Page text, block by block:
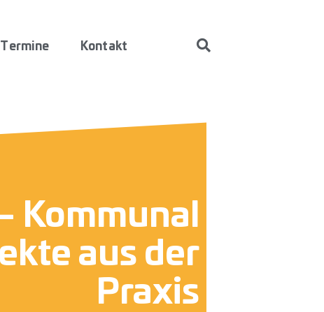
Termine Kontakt
Kommunal
aus der
Praxis